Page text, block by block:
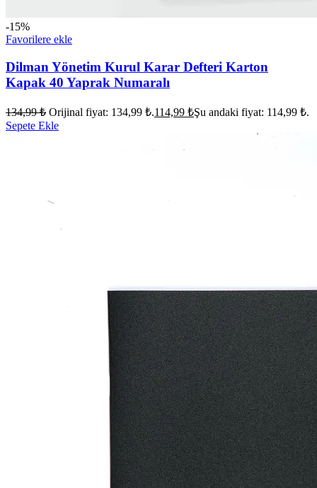
-15%
Favorilere ekle
Dilman Yönetim Kurul Karar Defteri Karton
Kapak 40 Yaprak Numaralı
134,99₺ Orijinal fiyat: 134,99 ₺.114,99 ₺Şu andaki fiyat: 114,99 ₺.
Sepete Ekle